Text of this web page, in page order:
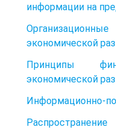
информации на
экономической
Принципы
экономической
Информационно-